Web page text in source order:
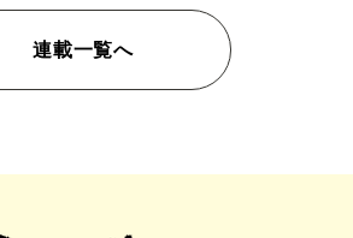
連載一覧へ